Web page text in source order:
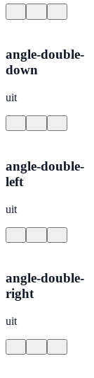
angle-double-
down
uit
angle-double-
left
uit
angle-double-
right
uit